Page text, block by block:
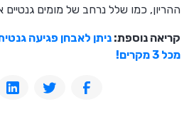
ההריון, כמו שלל נרחב של מומים גנטיים
קריאה נוספת:
מכל 3 מקרים!